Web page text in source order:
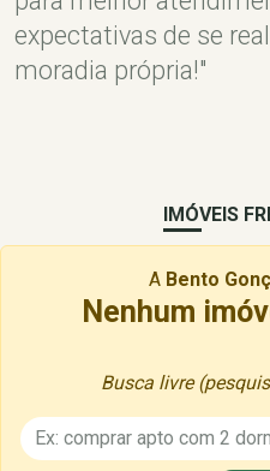
expectativas de se
moradia própria!"
IMÓVEIS
A Bento
Nenhum
Busca livre